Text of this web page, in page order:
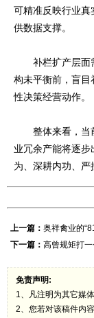
可精准反映行业真
供数据支撑。
补栏扩产层面需
构未平衡前，盲目
性决策经营动作。
整体来看，当前
业冗余产能将逐
为、深耕内功、
上一篇： 奥祥禽业的
下一篇： 高曾规矩打
免责声明:
1、凡注明为其它媒
2、您若对该稿件内